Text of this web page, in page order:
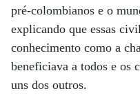
pré-colombianos e o
explicando que essas
conhecimento como a
beneficiava a todos e os
uns dos outros.